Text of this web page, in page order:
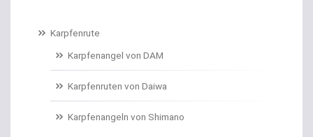
Brandungs- / Weitwurfrollen
Karpfenrute
Karpfenangel von DAM
Karpfenruten von Daiwa
Karpfenangeln von Shimano